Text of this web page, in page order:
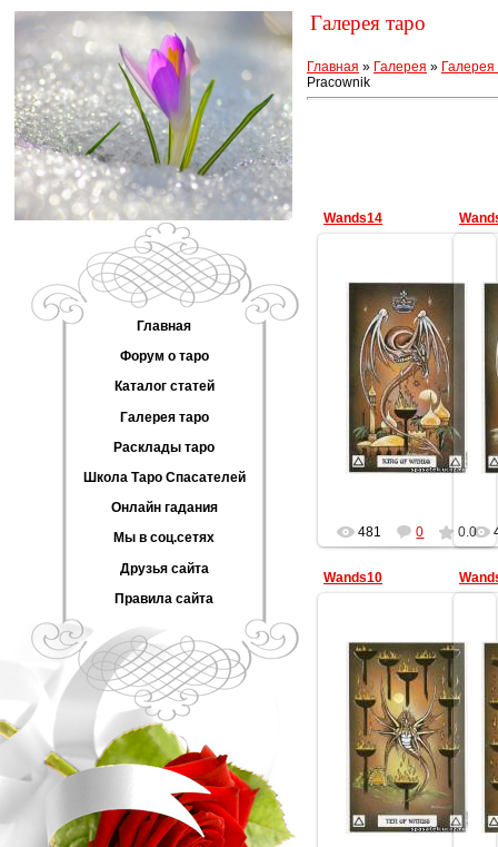
Главная
Форум о таро
Каталог статей
Галерея таро
Расклады таро
Школа Таро Спасателей
Онлайн гадания
Мы в соц.сетях
Друзья сайта
Правила сайта
Галерея таро
Главная » Галерея »
Pracownik
Wands14
13.02.2013
Геката
481 0 0.0
Wands10
13.02.2013
Геката